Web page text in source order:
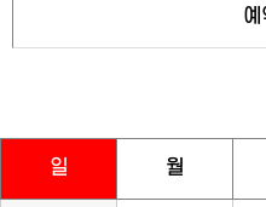
예
일 월